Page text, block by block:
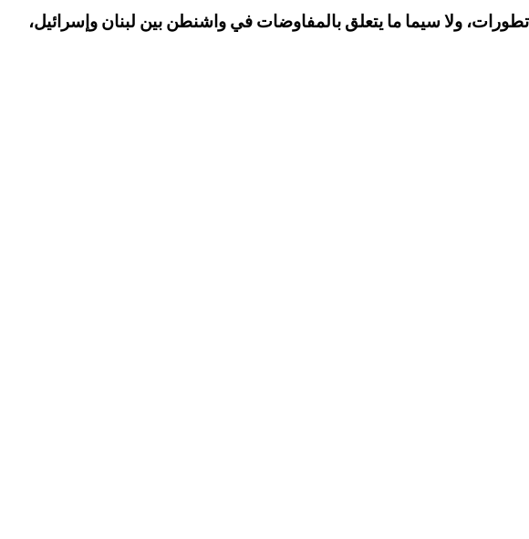
ولا سيما ما يتعلق بالمفاوضات في واشنطن بين لبنان وإسرائيل،